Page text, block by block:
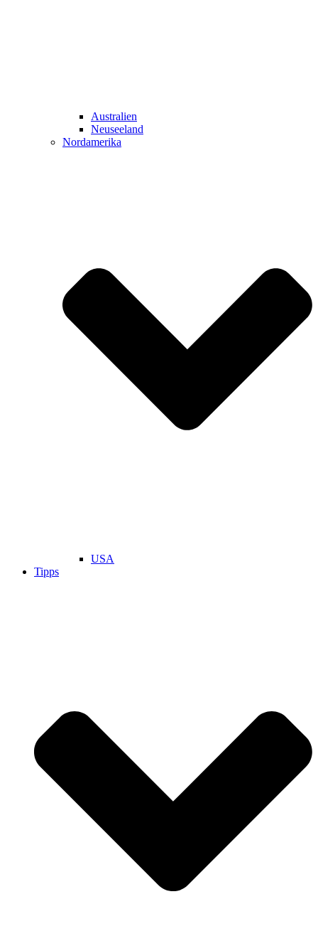
Australien
Neuseeland
Nordamerika
USA
Tipps